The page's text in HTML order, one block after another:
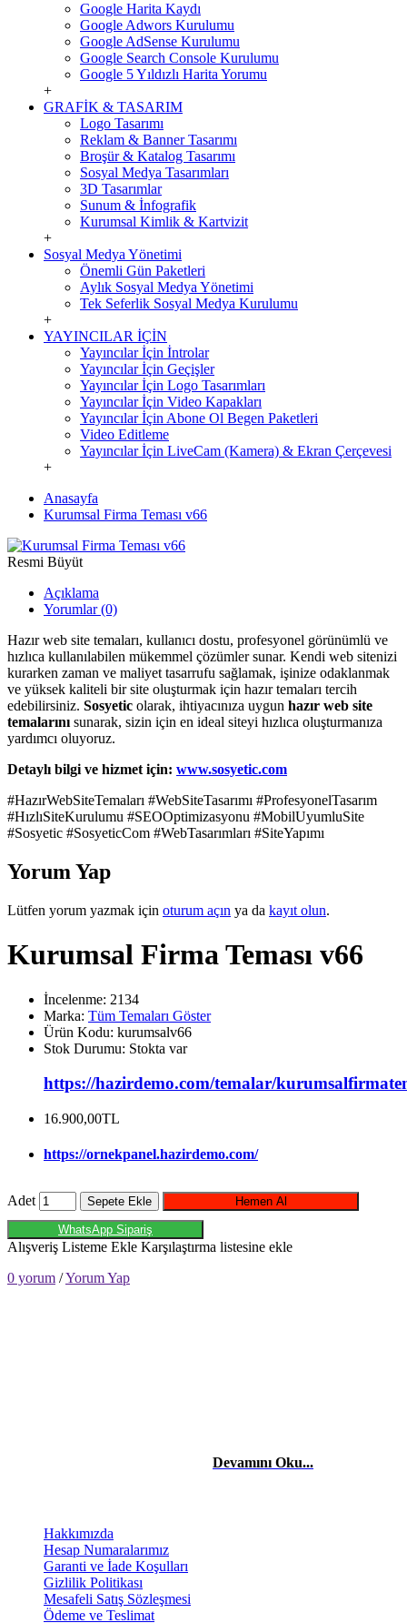
Google Harita Kaydı
Google Adwors Kurulumu
Google AdSense Kurulumu
Google Search Console Kurulumu
Google 5 Yıldızlı Harita Yorumu
+
GRAFİK & TASARIM
Logo Tasarımı
Reklam & Banner Tasarımı
Broşür & Katalog Tasarımı
Sosyal Medya Tasarımları
3D Tasarımlar
Sunum & İnfografik
Kurumsal Kimlik & Kartvizit
+
Sosyal Medya Yönetimi
Önemli Gün Paketleri
Aylık Sosyal Medya Yönetimi
Tek Seferlik Sosyal Medya Kurulumu
+
YAYINCILAR İÇİN
Yayıncılar İçin İntrolar
Yayıncılar İçin Geçişler
Yayıncılar İçin Logo Tasarımları
Yayıncılar İçin Video Kapakları
Yayıncılar İçin Abone Ol Begen Paketleri
Video Editleme
Yayıncılar İçin LiveCam (Kamera) & Ekran Çerçevesi
+
Anasayfa
Kurumsal Firma Teması v66
Resmi Büyüt
Açıklama
Yorumlar (0)
Hazır web site temaları, kullanıcı dostu, profesyonel görünümlü ve
hızlıca kullanılabilen mükemmel çözümler sunar. Kendi web sitenizi
kurarken zaman ve maliyet tasarrufu sağlamak, işinize odaklanmak
ve yüksek kaliteli bir site oluşturmak için hazır temaları tercih
edebilirsiniz. Sosyetic olarak, ihtiyacınıza uygun hazır web site
temalarını sunarak, sizin için en ideal siteyi hızlıca oluşturmanıza
yardımcı oluyoruz.
Detaylı bilgi ve hizmet için: www.sosyetic.com
#HazırWebSiteTemaları #WebSiteTasarımı #ProfesyonelTasarım
#HızlıSiteKurulumu #SEOOptimizasyonu #MobilUyumluSite
#Sosyetic #SosyeticCom #WebTasarımları #SiteYapımı
Yorum Yap
Lütfen yorum yazmak için oturum açın ya da kayıt olun.
Kurumsal Firma Teması v66
İncelenme: 2134
Marka: Tüm Temaları Göster
Ürün Kodu: kurumsalv66
Stok Durumu: Stokta var
https://hazirdemo.com/temalar/
16.900,00TL
https://ornekpanel.hazirdemo.com/
Adet Sepete Ekle Hemen Al
WhatsApp Sipariş
Alışveriş Listeme Ekle Karşılaştırma listesine ekle
0 yorum /Yorum Yap
Devamını Oku...
Hakkımızda
Hesap Numaralarımız
Garanti ve İade Koşulları
Gizlilik Politikası
Mesafeli Satış Sözleşmesi
Ödeme ve Teslimat